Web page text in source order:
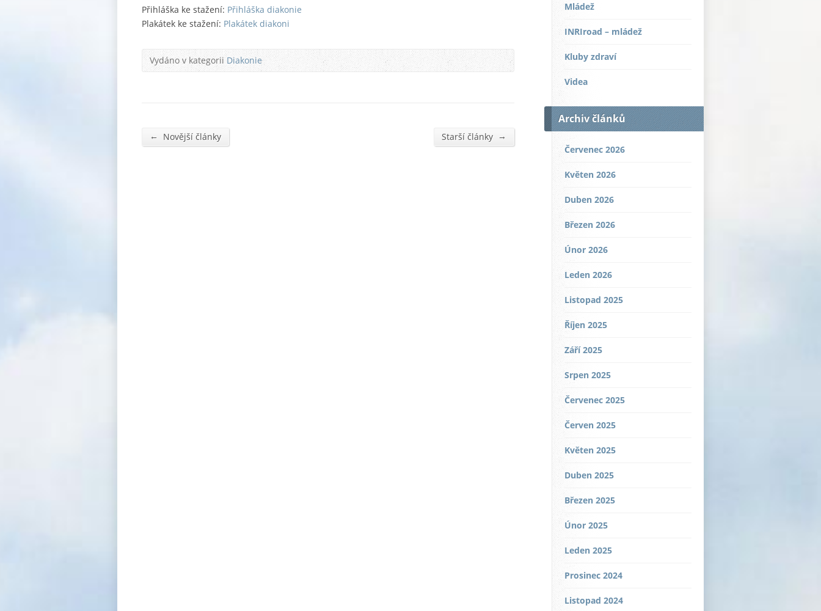
Přihláška ke stažení: Přihláška diakonie
Plakátek ke stažení: Plakátek diakoni
Vydáno v kategoriiDiakonie
← Novější články Starší články →
Mládež
INRIroad – mládež
Kluby zdraví
Videa
Archiv článků
Červenec 2026
Květen 2026
Duben 2026
Březen 2026
Únor 2026
Leden 2026
Listopad 2025
Říjen 2025
Září 2025
Srpen 2025
Červenec 2025
Červen 2025
Květen 2025
Duben 2025
Březen 2025
Únor 2025
Leden 2025
Prosinec 2024
Listopad 2024